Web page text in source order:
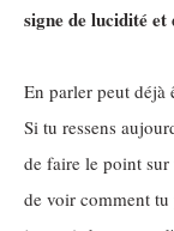
signe de lucidité
En parler peut déjà
Si tu ressens
de faire le point sur
de voir comment tu